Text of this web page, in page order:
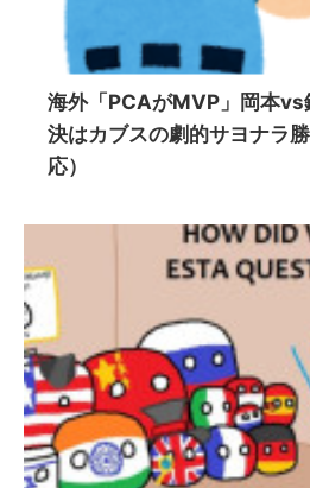
海外「PCAがMVP」岡本vs
決はカブスの劇的サヨナラ
応）